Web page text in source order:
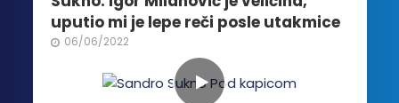
na
stranici
proizvoda.
uputio mi je lepe reči posle utakmice
06/06/2022